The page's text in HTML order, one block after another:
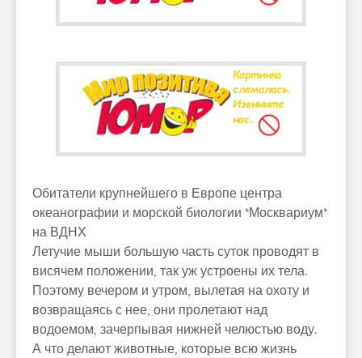
Обитатели крупнейшего в Европе центра
океанографии и морской биологии *Москвариум*
на ВДНХ
Летучие мыши большую часть суток проводят в
висячем положении, так уж устроены их тела.
Поэтому вечером и утром, вылетая на охоту и
возвращаясь с нее, они пролетают над
водоемом, зачерпывая нижней челюстью воду.
А что делают животные, которые всю жизнь